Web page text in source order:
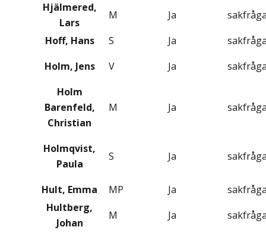
Hjälmered,
Lars
M Ja
Hoff, Hans
S Ja
Holm, Jens
V Ja
Holm
Barenfeld,
Christian
M Ja
Holmqvist,
Paula
S Ja
Hult, Emma MP Ja
Hultberg,
Johan
M Ja